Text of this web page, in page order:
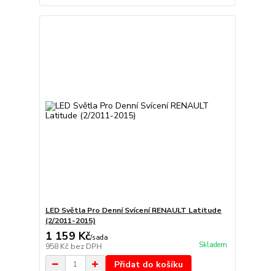
LED Světla Pro Denní Svícení RENAULT Latitude
(2/2011-2015)
1 159 Kč/sada
958 Kč bez DPH Skladem
Přidat do košíku